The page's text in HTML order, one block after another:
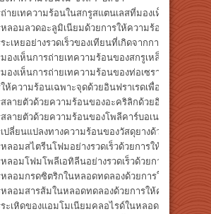
ถ่ายเทความร้อนในสกรูสแตนเลสที่มองเห็นได้ด้วยค
หลอมลวดอะลูมิเนียมด้วยการให้ความร้อนอินฟราเร
ะเหยอย่างรวดเร็วของเทียนที่เกิดจากการให้ความร้
มองเห็นการถ่ายเทความร้อนของสกรูเหล็กด้วยการใ
มองเห็นการถ่ายเทความร้อนของท่อเซรามิก (อลูมิน
ให้ความร้อนเฉพาะจุดด้วยอินฟราเรดเพื่อแสดงการถ่
ลายตัวด้วยความร้อนของอะคริลิกด้วยอินฟราเรด
สลายตัวด้วยความร้อนของโพลีคาร์บอเนตด้วยอินฟรา
เปลี่ยนแปลงทางความร้อนของวัสดุยางด้วยการให้คว
หลอมสไตรีนโฟมอย่างรวดเร็วด้วยการให้ความร้อนอิ
หลอมโฟมโพลีเอทิลีนอย่างรวดเร็วด้วยการให้ความร้
หลอมกรดซิตริกในหลอดทดลองด้วยการให้ความร้อน
หลอมสารส้มในหลอดทดลองด้วยการให้ความร้อนด้ว
ระเหิดของแอมโมเนียมคลอไรด์ในหลอดทดลองด้วย